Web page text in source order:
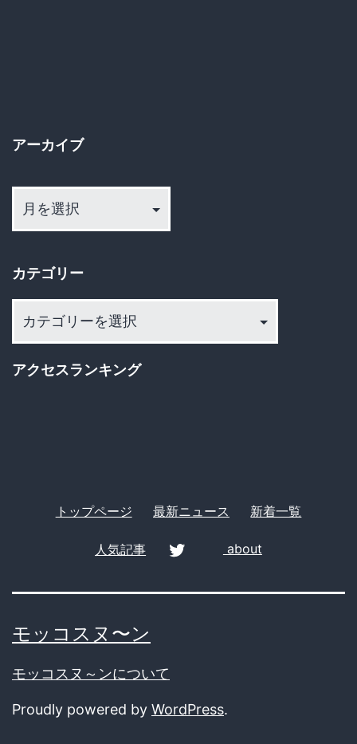
アーカイブ
カ
ブ
カテゴリー
リ
アクセスランキング
トップページ 最新ニュース 新着一覧
人気記事 about
モッコスヌ〜ン
モッコスヌ～ンについて
Proudly powered by WordPress.